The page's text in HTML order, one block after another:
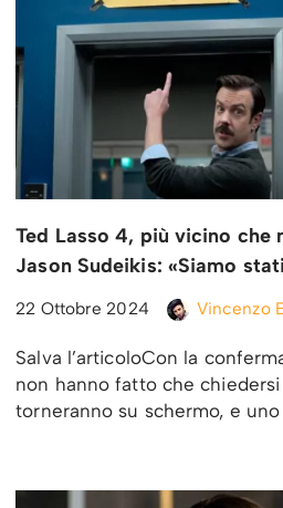
Ted Lasso 4, più vicino
Jason Sudeikis: «Siamo
22 Ottobre 2024 Vincenzo
Salva l’articoloCon la
non hanno fatto che
torneranno su schermo, e